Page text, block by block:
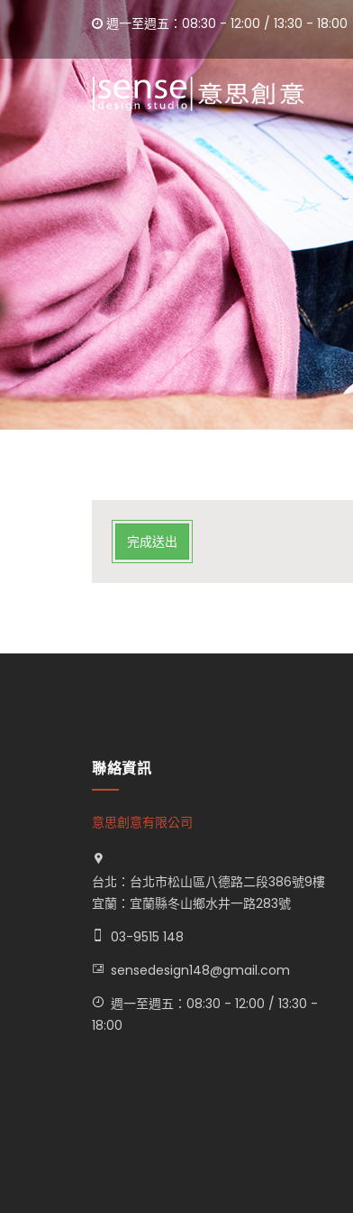
週一至週五：08:30 - 12:00 / 13:30 - 18:00
完成送出
聯絡資訊
意思創意有限公司
台北：台北市松山區八德路二段386號9樓
宜蘭：宜蘭縣冬山鄉水井一路283號
03-9515 148
sensedesign148@gmail.com
週一至週五：08:30 - 12:00 / 13:30 -
18:00